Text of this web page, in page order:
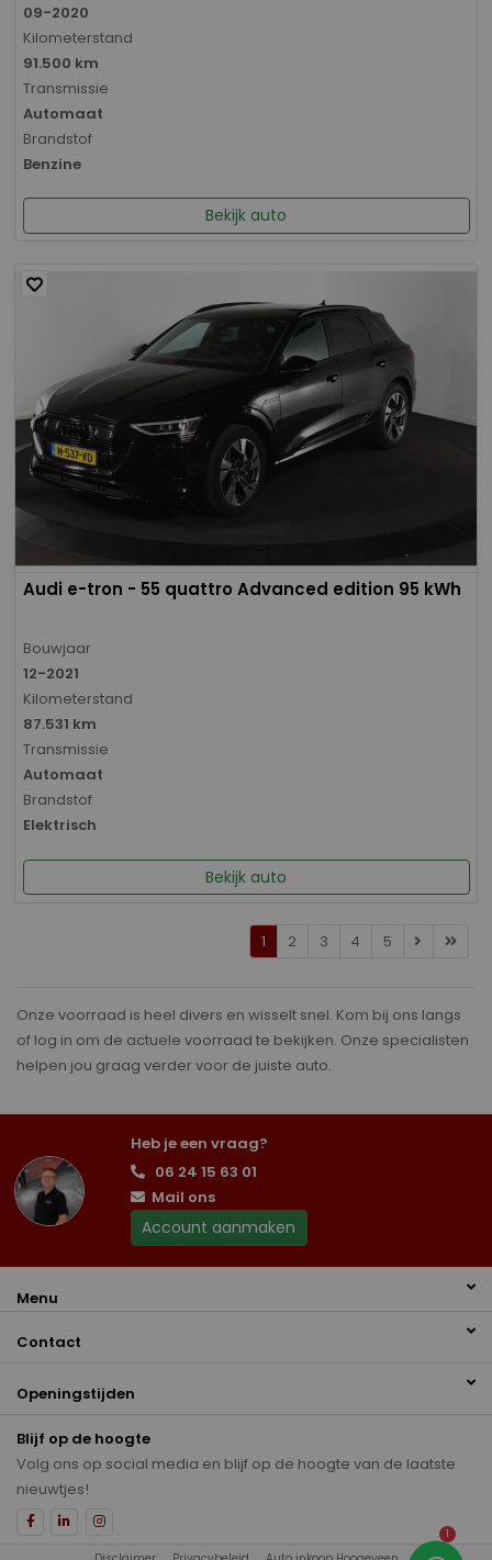
09-2020
Kilometerstand
91.500 km
Transmissie
Automaat
Brandstof
Benzine
Bekijk auto
Audi e-tron - 55 quattro Advanced edition 95 kWh
Bouwjaar
12-2021
Kilometerstand
87.531 km
Transmissie
Automaat
Brandstof
Elektrisch
Bekijk auto
1 2 3 4 5
Onze voorraad is heel divers en wisselt snel. Kom bij ons langs
of log in om de actuele voorraad te bekijken. Onze specialisten
helpen jou graag verder voor de juiste auto.
Heb je een vraag?
06 24 15 63 01
Mail ons
Account aanmaken
Menu
Contact
Openingstijden
Blijf op de hoogte
Volg ons op social media en blijf op de hoogte van de laatste
nieuwtjes!
1